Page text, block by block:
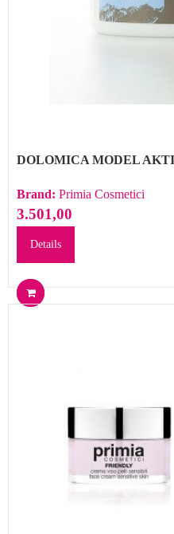
DOLOMICA MODEL
Brand: Primia Cosmetici
3.501,00
Details